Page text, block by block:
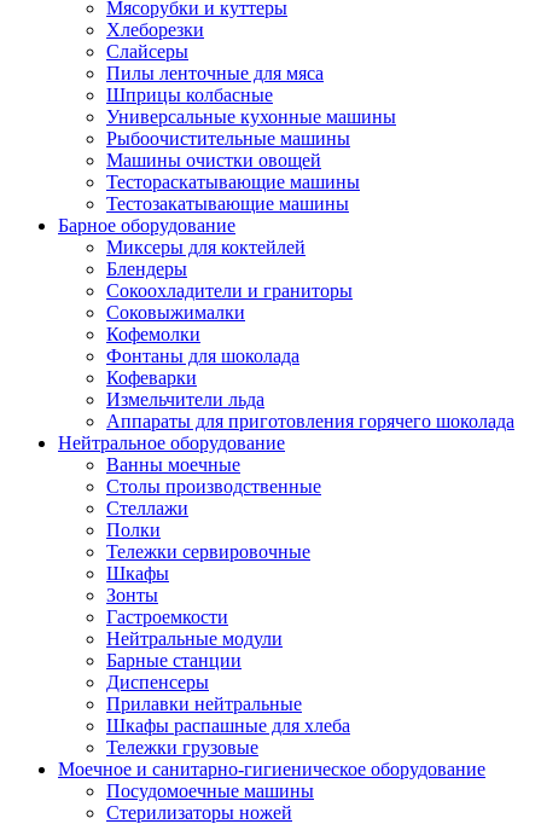
Мясорубки и куттеры
Хлеборезки
Слайсеры
Пилы ленточные для мяса
Шприцы колбасные
Универсальные кухонные машины
Рыбоочистительные машины
Машины очистки овощей
Тестораскатывающие машины
Тестозакатывающие машины
Барное оборудование
Миксеры для коктейлей
Блендеры
Сокоохладители и граниторы
Соковыжималки
Кофемолки
Фонтаны для шоколада
Кофеварки
Измельчители льда
Аппараты для приготовления горячего шоколада
Нейтральное оборудование
Ванны моечные
Столы производственные
Стеллажи
Полки
Тележки сервировочные
Шкафы
Зонты
Гастроемкости
Нейтральные модули
Барные станции
Диспенсеры
Прилавки нейтральные
Шкафы распашные для хлеба
Тележки грузовые
Моечное и санитарно-гигиеническое оборудование
Посудомоечные машины
Стерилизаторы ножей